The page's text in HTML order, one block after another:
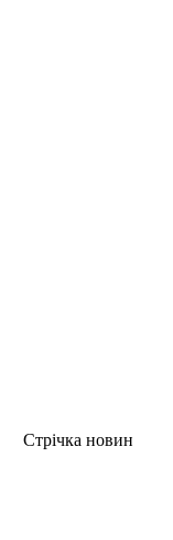
Стрічка новин